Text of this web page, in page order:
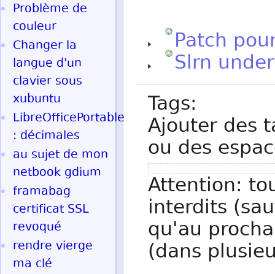
Patch
Slrn
Tags:
Ajouter des
ou des
Attention:
interdits
qu'au
(dans
Problème de
couleur
Changer la
langue d'un
clavier sous
xubuntu
LibreOfficePortable
: décimales
au sujet de mon
netbook gdium
framabag
certificat SSL
revoqué
rendre vierge
ma clé